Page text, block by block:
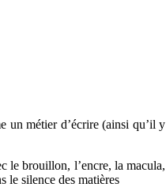
un métier d’écrire (ainsi qu’il y
le brouillon, l’encre, la macula,
le silence des matières